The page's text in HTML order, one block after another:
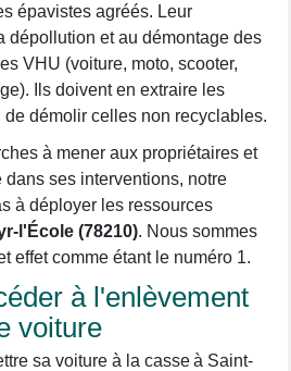
épavistes agréés. Leur
dépollution et au démontage des
VHU (voiture, moto, scooter,
Ils doivent en extraire les
démolir celles non recyclables.
à mener aux propriétaires et
ses interventions, notre
à déployer les ressources
l'École (78210). Nous sommes
effet comme étant le numéro 1.
à l'enlèvement
voiture
sa voiture à la casse à Saint-